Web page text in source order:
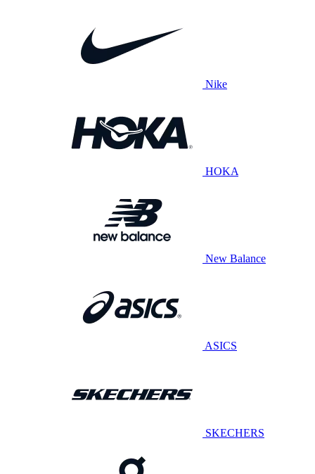
Nike
HOKA
New Balance
ASICS
SKECHERS